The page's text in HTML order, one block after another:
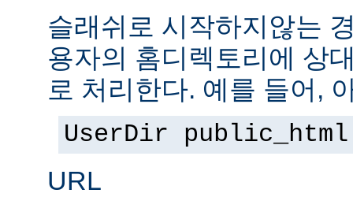
슬래쉬로 시작하지않는
용자의 홈디렉토리에 상
로 처리한다. 예를 들어,
UserDir public_html
URL